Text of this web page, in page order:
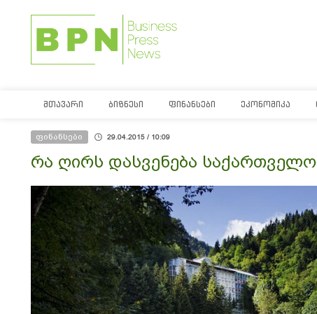
ᲛᲗᲐᲕᲐᲠᲘ ᲑᲘᲖᲜᲔᲡᲘ ᲤᲘᲜᲐᲜᲡᲔᲑᲘ ᲔᲙᲝᲜᲝᲛᲘᲙᲐ
ფინანსები 29.04.2015 / 10:09
რა ღირს დასვენება